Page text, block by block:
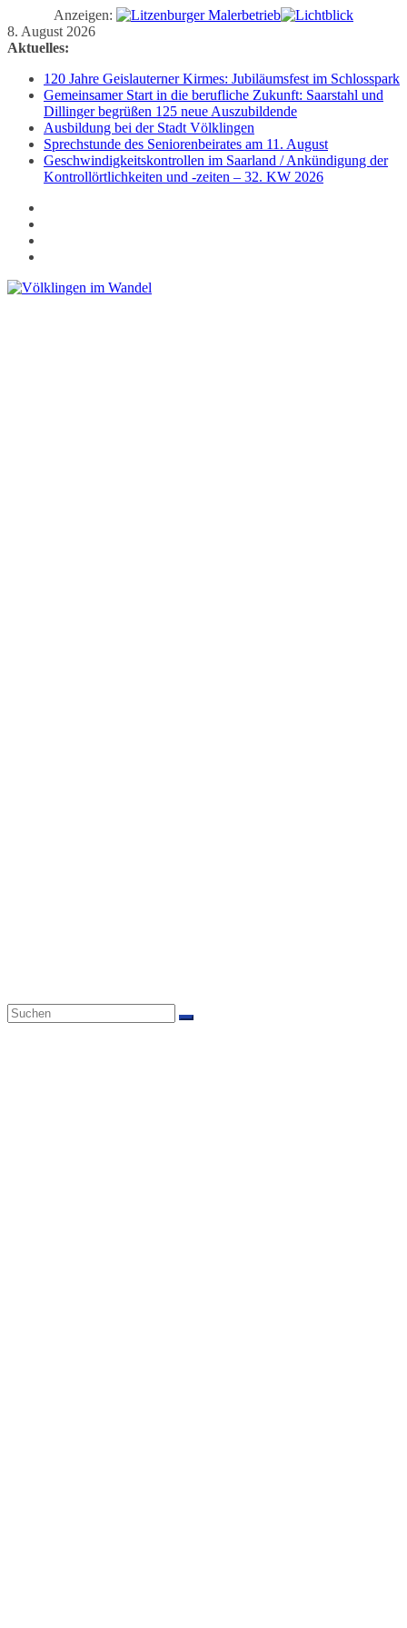
Anzeigen:
Zum
Inhalt
8. August 2026
Aktuelles:
120 Jahre Geislauterner Kirmes: Jubiläumsfest im Schlosspark
Gemeinsamer Start in die berufliche Zukunft: Saarstahl und
Dillinger begrüßen 125 neue Auszubildende
Ausbildung bei der Stadt Völklingen
Sprechstunde des Seniorenbeirates am 11. August
Geschwindigkeitskontrollen im Saarland / Ankündigung der
Kontrollörtlichkeiten und -zeiten – 32. KW 2026